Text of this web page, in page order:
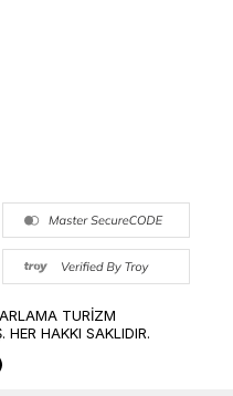
TURİZM
HAKKI SAKLIDIR.